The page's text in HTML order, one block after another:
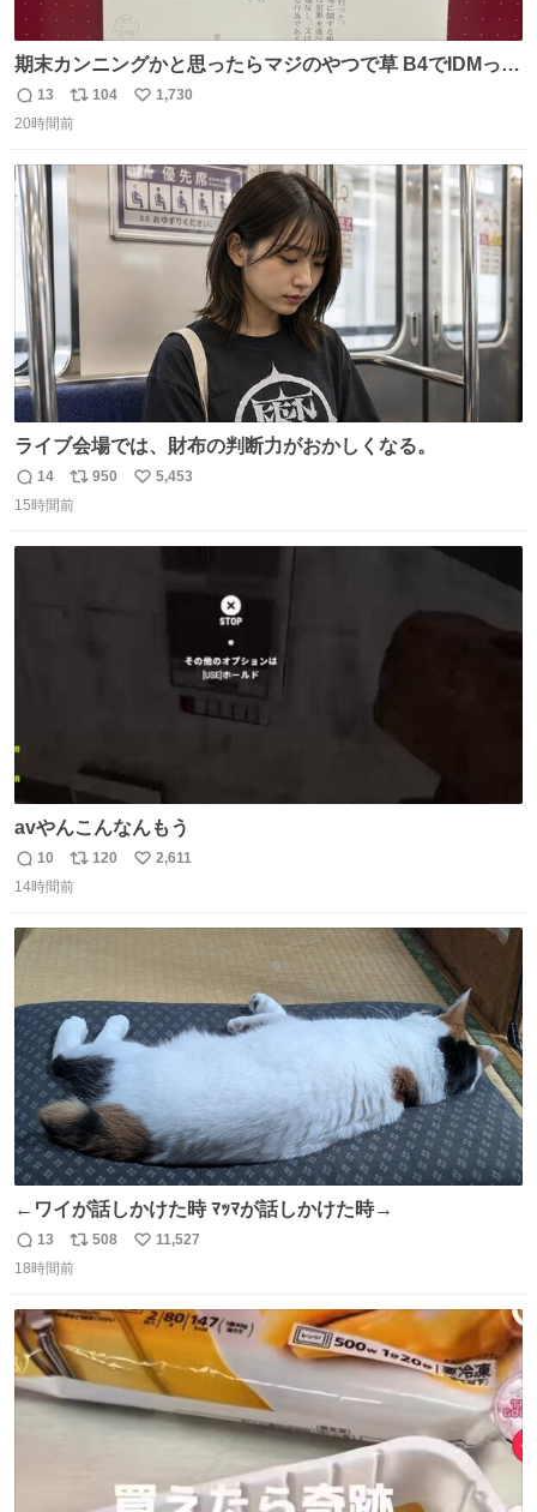
期末カンニングかと思ったらマジのやつで草 B4でIDMって
ことはおそらく就職だし、内定取り消し？ それと夏休み期
間の停学って無意味じゃね？
返
信
13
リ
ポ
数
104
い
数
1,730
20時間前
ライブ会場では、財布の判断力がおかしくなる。
返
信
14
リ
ポ
950
い
5,453
15時間前
avやんこんなんもう
返
信
10
リ
ポ
120
い
2,611
14時間前
←ワイが話しかけた時 ﾏｯﾏが話しかけた時→
返
信
13
リ
ポ
ト
数
508
い
数
11,527
18時間前